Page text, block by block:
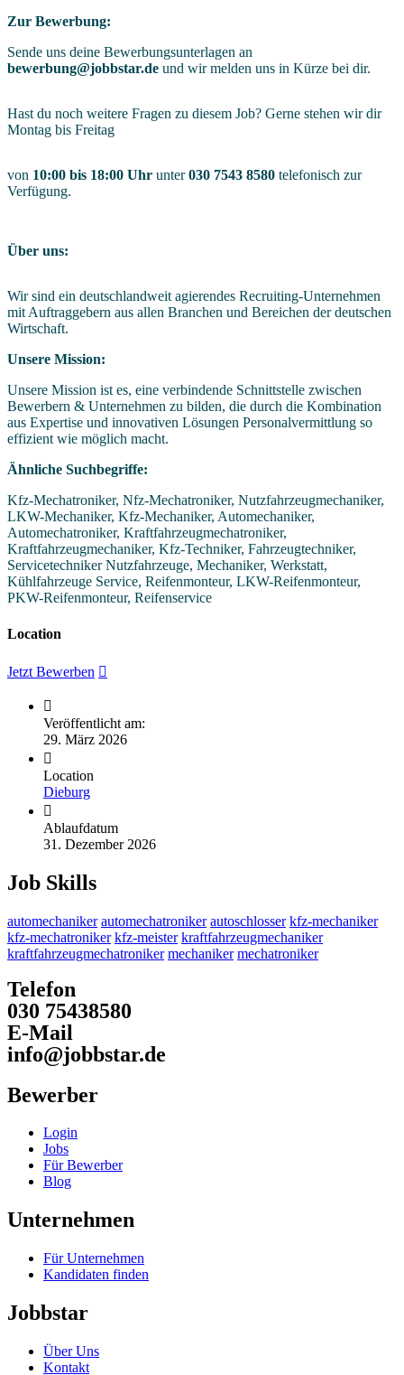
Zur Bewerbung:
Sende uns deine Bewerbungsunterlagen an
bewerbung@jobbstar.de und wir melden uns in Kürze bei dir.
Hast du noch weitere Fragen zu diesem Job? Gerne stehen wir dir
Montag bis Freitag
von 10:00 bis 18:00 Uhr unter030 7543 8580 telefonisch zur
Verfügung.
Über uns:
Wir sind ein deutschlandweit agierendes Recruiting-Unternehmen
mit Auftraggebern aus allen Branchen und Bereichen der deutschen
Wirtschaft.
Unsere Mission:
Unsere Mission ist es, eine verbindende Schnittstelle zwischen
Bewerbern & Unternehmen zu bilden, die durch die Kombination
aus Expertise und innovativen Lösungen Personalvermittlung so
effizient wie möglich macht.
Ähnliche Suchbegriffe:
Kfz-Mechatroniker, Nfz-Mechatroniker, Nutzfahrzeugmechaniker,
LKW-Mechaniker, Kfz-Mechaniker, Automechaniker,
Automechatroniker, Kraftfahrzeugmechatroniker,
Kraftfahrzeugmechaniker, Kfz-Techniker, Fahrzeugtechniker,
Servicetechniker Nutzfahrzeuge, Mechaniker, Werkstatt,
Kühlfahrzeuge Service, Reifenmonteur, LKW-Reifenmonteur,
PKW-Reifenmonteur, Reifenservice
Location
Jetzt Bewerben
Veröffentlicht am:
29. März 2026
Location
Dieburg
Ablaufdatum
31. Dezember 2026
Job Skills
automechaniker automechatroniker autoschlosser kfz-mechaniker
kfz-mechatroniker kfz-meister kraftfahrzeugmechaniker
kraftfahrzeugmechatroniker mechaniker mechatroniker
Telefon
030 75438580
E-Mail
info@jobbstar.de
Bewerber
Login
Jobs
Für Bewerber
Blog
Unternehmen
Für Unternehmen
Kandidaten finden
Jobbstar
Über Uns
Kontakt